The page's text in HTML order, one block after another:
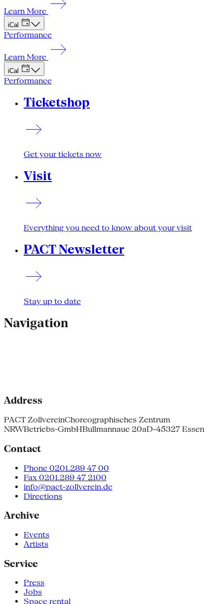
Learn More
iCal
Performance
Learn More
iCal
Performance
Ticketshop
Get your tickets now
Visit
Everything you need to know about your visit
PACT Newsletter
Stay up to date
Navigation
Address
PACT ZollvereinChoreographisches Zentrum
NRWBetriebs-GmbHBullmannaue 20aD-45327 Essen
Contact
Phone 0201.289 47 00
Fax 0201.289 47 2100
info@pact-zollverein.de
Directions
Archive
Events
Artists
Service
Press
Jobs
Space rental